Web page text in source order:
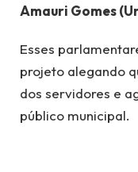
Amauri Gomes
Esses
projeto alegando
dos servidores e
público municipal.